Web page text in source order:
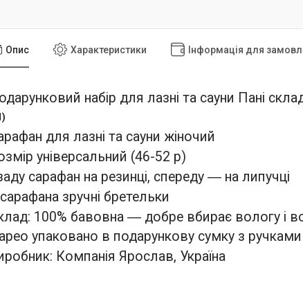
Опис Характеристики Інформація для
набір для лазні та сауни Пані
для лазні та сауни жіночий
універсальний (46-52 р)
сарафан на резинці, спереду ― на липучці
зручні бретельки
100% бавовна ― добре вбирає вологу і
упаковано в подарункову сумку з ручками
Компанія Ярослав, Україна